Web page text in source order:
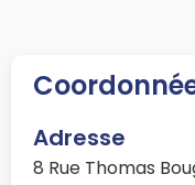
Adresse
8 Rue Thomas